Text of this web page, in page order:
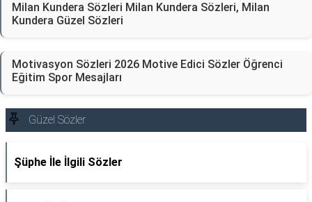
Milan Kundera Sözleri Milan Kundera Sözleri, Milan
Kundera Güzel Sözleri
Motivasyon Sözleri 2026 Motive Edici Sözler Öğrenci
Eğitim Spor Mesajları
Güzel Sözler
Şüphe İle İlgili Sözler